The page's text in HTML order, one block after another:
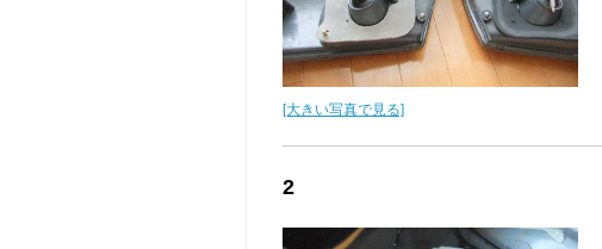
[大きい写真で見る]
2